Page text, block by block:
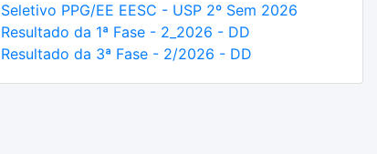
Seletivo PPG/EE EESC - USP 2º Sem 2026
Resultado da 1ª Fase - 2_2026 - DD
Resultado da 3ª Fase - 2/2026 - DD